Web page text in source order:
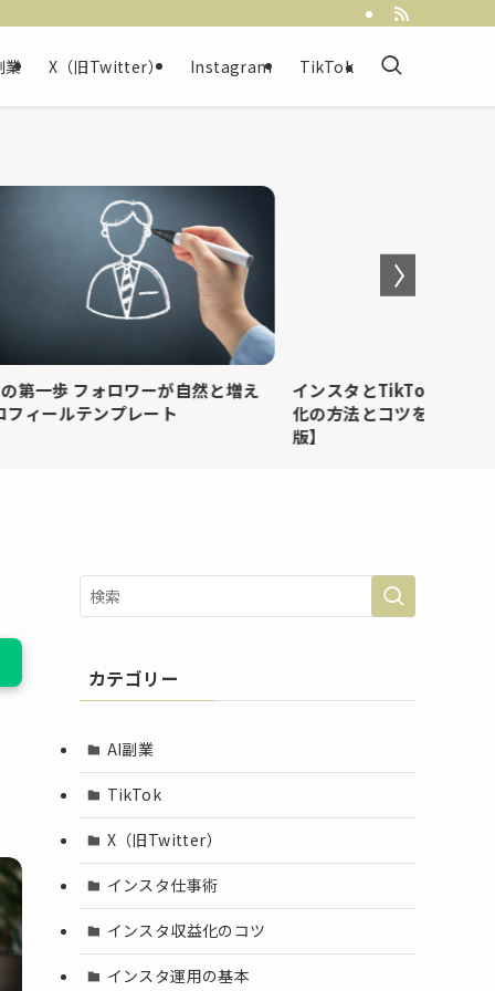
業 X（旧Twitter） Instagram TikTok
一歩 フォロワーが自然と増え
ールテンプレート
インスタとTikTokどっちが
化の方法とコツを徹底解説
版】
カテゴリー
AI副業
TikTok
X（旧Twitter）
インスタ仕事術
インスタ収益化のコツ
インスタ運用の基本